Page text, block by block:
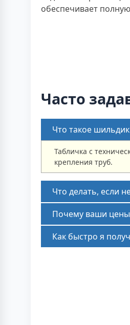
обеспечивает
Часто
Что такое
Табличка с
крепления труб.
Что делать, если
Почему ваши цены
Как быстро я